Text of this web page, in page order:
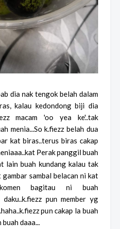
dia nak tengok belah dalam
kalau kedondong biji dia
macam 'oo yea ke'..tak
menia...So k.fiezz belah dua
kat biras..terus biras cakap
Perak panggil buah
lain buah kundang kalau tak
gambar sambal belacan ni kat
bagitau ni buah
daku..k.fiezz pun member yg
pun cakap la buah
daaa...